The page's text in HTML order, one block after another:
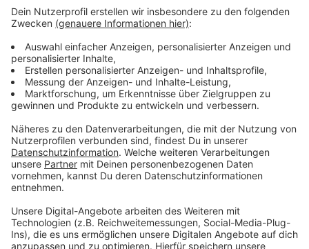
Sorge um Ausbildungsqualität
Anzeige
Neben den finanziellen Aspekten fürchten Fahrlehrer,
dass weniger Präsenzunterricht die Qualität der
Ausbildung beeinträchtigen könnte. Theorieunterricht
im digitalen Raum könne den direkten Austausch mit
den Fahrlehrenden kaum ersetzen, heißt es von
mehreren Fahrschulen in der Region. Kürzere
Prüfzeiten seien problematisch, weil Staus oder
Baustellen dafür sorgen könnten, dass Prüfer weniger
Fahranteile sehen. Außerdem lasse sich diePraxis im
Dunkelnkaum realistisch am Simulator nachbilden.
Wintgen bezweifelt auch, dass die Reform tatsächlich